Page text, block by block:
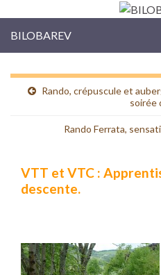
BILOBAREV
Rando, crépuscule et
soirée
Rando Ferrata,
VTT et VTC :
descente.